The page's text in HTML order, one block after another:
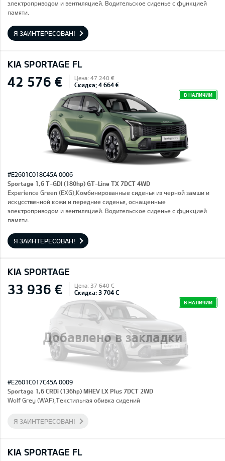
электроприводом и вентиляцией. Водительское сиденье с функцией
памяти.
Я ЗАИНТЕРЕСОВАН!
KIA SPORTAGE FL
42 576 € Цена: 47 240 €
Скидка: 4 664 €
В НАЛИЧИИ
#E2601C018C45A 0006
Sportage 1,6 T-GDI (180hp) GT-Line TX 7DCT 4WD
Experience Green (EXG),Комбинированные сиденья из черной замши и
искусственной кожи и передние сиденья, оснащенные
электроприводом и вентиляцией. Водительское сиденье с функцией
памяти.
Я ЗАИНТЕРЕСОВАН!
KIA SPORTAGE
Добавлено в закладки
33 936 € Цена: 37 640 €
Скидка: 3 704 €
В НАЛИЧИИ
#E2601C017C45A 0009
Sportage 1,6 CRDi (136hp) MHEV LX Plus 7DCT 2WD
Wolf Grey (WAF),Текстильная обивка сидений
Я ЗАИНТЕРЕСОВАН!
KIA SPORTAGE FL